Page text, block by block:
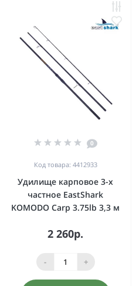
0
Код товара: 4412933
Удилище карповое 3-х
частное EastShark
KOMODO Carp 3.75lb 3,3 м
2 260р.
- +